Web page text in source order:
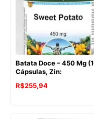
Batata Doce – 450 Mg
Cápsulas, Zin:
R$255,94